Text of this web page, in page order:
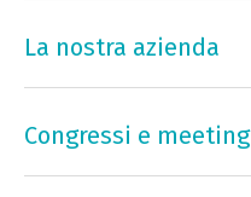
La nostra azienda
Congressi e meeting